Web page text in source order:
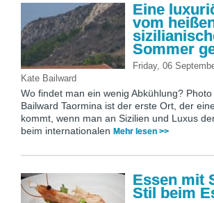
Eine
vom
Sommer
Friday, 06
Kate Bailward
Wo findet man ein wenig Abkühlung?
Bailward Taormina ist der erste Ort, der
kommt, wenn man an Sizilien und Luxus
beim internationalen Mehr lesen >>
Essen mit
Stil beim